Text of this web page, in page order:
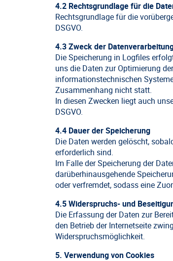
4.2 Rechtsgrundlage für die
Rechtsgrundlage für die
DSGVO.
4.3 Zweck der
Die Speicherung in Logfiles
uns die Daten zur Optimierung
informationstechnischen
Zusammenhang nicht statt.
In diesen Zwecken liegt auch
DSGVO.
4.4 Dauer der Speicherung
Die Daten werden gelöscht,
erforderlich sind.
Im Falle der Speicherung der
darüberhinausgehende
oder verfremdet, sodass eine
4.5 Widerspruchs- und
Die Erfassung der Daten zur
den Betrieb der Internetseite
Widerspruchsmöglichkeit.
5. Verwendung von Cookies